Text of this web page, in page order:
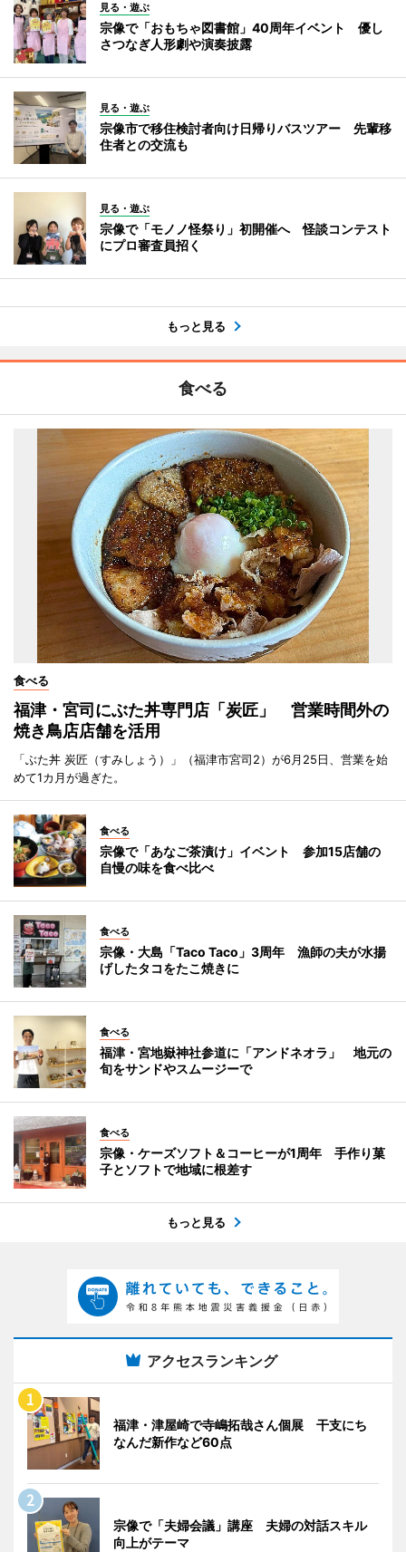
見る・遊ぶ
宗像で「おもちゃ図書館」40周年イベント 優し
さつなぎ人形劇や演奏披露
見る・遊ぶ
宗像市で移住検討者向け日帰りバスツアー 先輩移
住者との交流も
見る・遊ぶ
宗像で「モノノ怪祭り」初開催へ 怪談コンテスト
にプロ審査員招く
もっと見る
食べる
食べる
福津・宮司にぶた丼専門店「炭匠」 営業時間外の
焼き鳥店店舗を活用
「ぶた丼 炭匠（すみしょう）」（福津市宮司2）が6月25日、営業を始
めて1カ月が過ぎた。
食べる
宗像で「あなご茶漬け」イベント 参加15店舗の
自慢の味を食べ比べ
食べる
宗像・大島「Taco Taco」3周年 漁師の夫が水揚
げしたタコをたこ焼きに
食べる
福津・宮地嶽神社参道に「アンドネオラ」 地元の
旬をサンドやスムージーで
食べる
宗像・ケーズソフト＆コーヒーが1周年 手作り菓
子とソフトで地域に根差す
もっと見る
アクセスランキング
福津・津屋崎で寺嶋拓哉さん個展 干支にち
なんだ新作など60点
宗像で「夫婦会議」講座 夫婦の対話スキル
向上がテーマ